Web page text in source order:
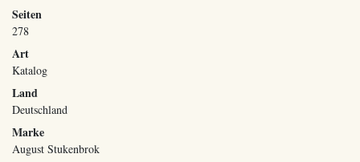
Seiten
278
Art
Katalog
Land
Deutschland
Marke
August Stukenbrok